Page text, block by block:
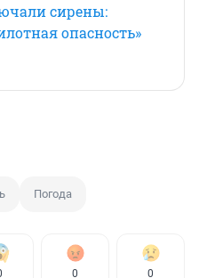
сирены:
опасность»
Погода
0 0